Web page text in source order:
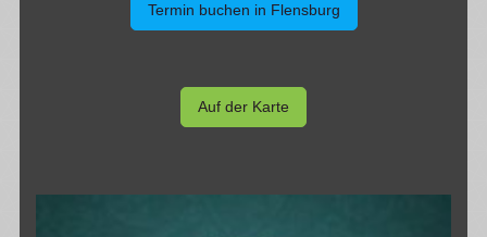
Termin buchen in Flensburg
Auf der Karte